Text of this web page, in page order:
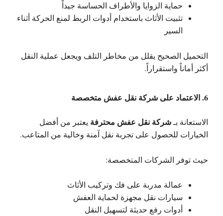
حماية الزوايا والأطراف الحساسة جيداً
تثبيت الأثاث باستخدام أدوات الربط لمنع الحركة أثناء
السير
التحميل الصحيح يقلل من مخاطر التلف ويجعل عملية النقل
أكثر أماناً واستقراراً.
6. الاعتماد على شركة نقل عفش متخصصة
الاستعانة بـشركة نقل عفش محترفة يعتبر من أفضل
الخيارات للحصول على تجربة نقل آمنة وخالية من المتاعب.
حيث توفر الشركات المتخصصة:
عمالة مدربة على فك وتركيب الأثاث
سيارات نقل مجهزة لحماية العفش
أدوات رفع حديثة لتسهيل النقل